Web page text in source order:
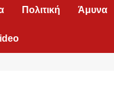
Πολιτική Άμυνα